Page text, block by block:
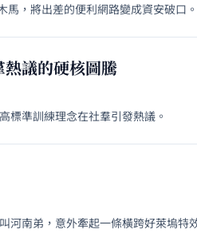
馬，將出差的便利網路變成資安破口。
議的硬核圖騰
標準訓練理念在社羣引發熱議。
河南弟，意外牽起一條橫跨好萊塢特